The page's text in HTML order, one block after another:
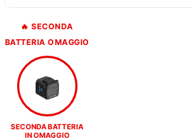
🔥 SECONDA
BATTERIA OMAGGIO
SECONDA BATTERIA
IN OMAGGIO